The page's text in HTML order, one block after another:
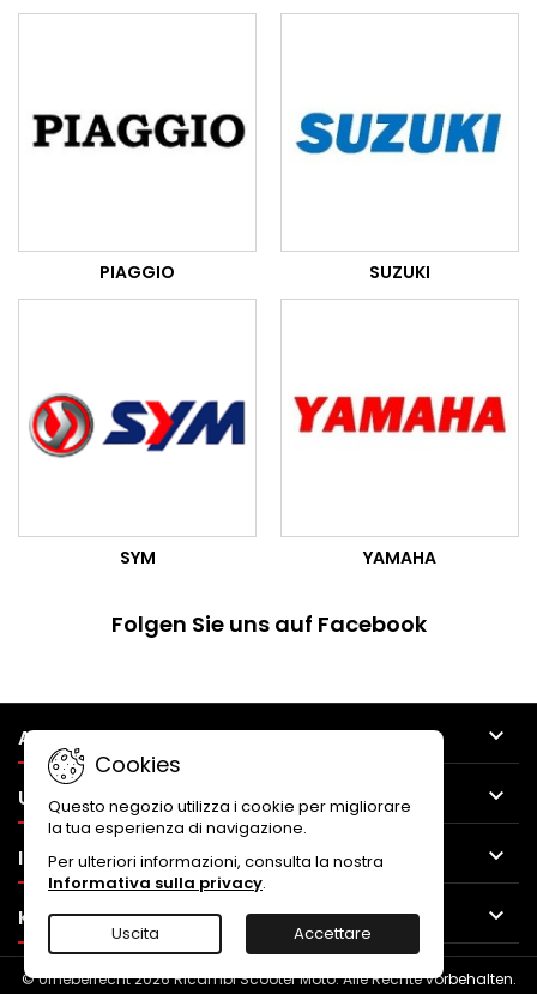
PIAGGIO SUZUKI
SYM YAMAHA
Folgen Sie uns auf Facebook
ARTIKEL 
UNTERNEHMEN 
IHR KONTO 
KONTAKT 
Cookies
Questo negozio utilizza i cookie per migliorare
la tua esperienza di navigazione.
Per ulteriori informazioni, consulta la nostra
Informativa sulla privacy.
Uscita Accettare
© Urheberrecht 2026 Ricambi Scooter Moto. Alle Rechte vorbehalten.